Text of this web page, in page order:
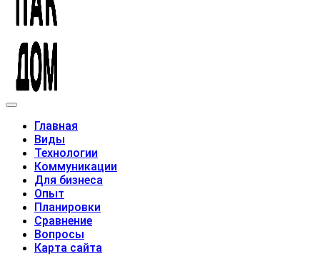
Главная
Виды
Технологии
Коммуникации
Для бизнеса
Опыт
Планировки
Сравнение
Вопросы
Карта сайта